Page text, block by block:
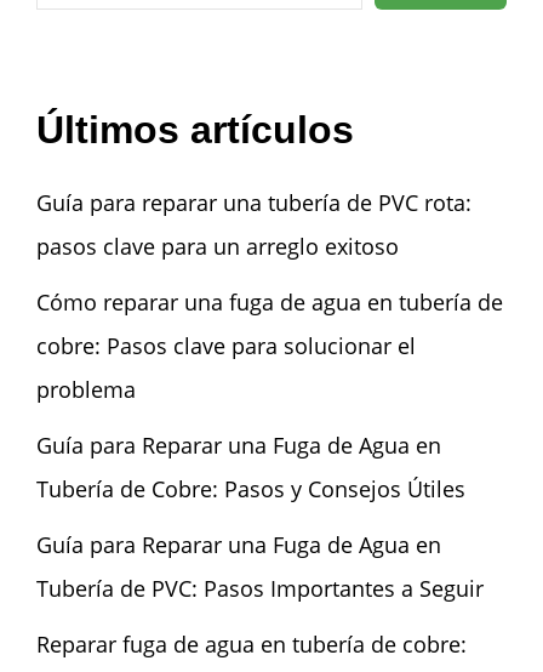
Últimos artículos
Guía para reparar una tubería de PVC rota:
pasos clave para un arreglo exitoso
Cómo reparar una fuga de agua en tubería de
cobre: Pasos clave para solucionar el
problema
Guía para Reparar una Fuga de Agua en
Tubería de Cobre: Pasos y Consejos Útiles
Guía para Reparar una Fuga de Agua en
Tubería de PVC: Pasos Importantes a Seguir
Reparar fuga de agua en tubería de cobre: